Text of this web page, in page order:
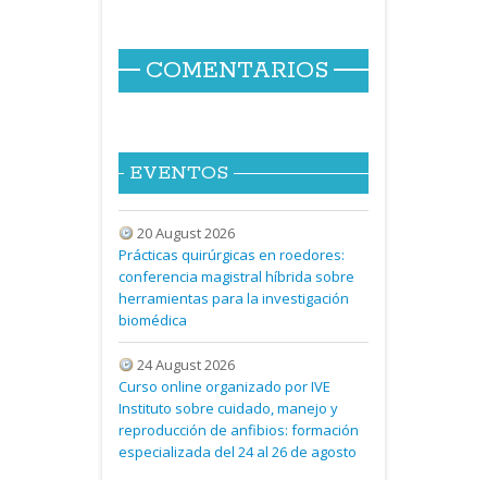
COMENTARIOS
EVENTOS
20 August 2026
Prácticas quirúrgicas en roedores:
conferencia magistral híbrida sobre
herramientas para la investigación
biomédica
24 August 2026
Curso online organizado por IVE
Instituto sobre cuidado, manejo y
reproducción de anfibios: formación
especializada del 24 al 26 de agosto